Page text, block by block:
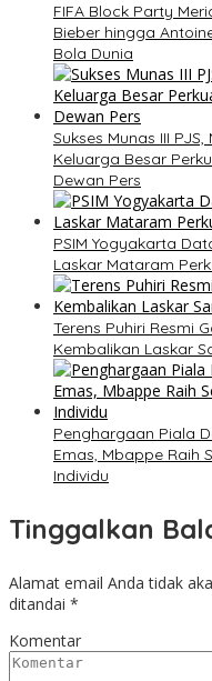
FIFA Block Party
Bieber hingga
Bola Dunia
Sukses Munas III
Keluarga Besar
Dewan Pers
PSIM Yogyakarta
Laskar Mataram
Terens Puhiri Resmi
Kembalikan Laskar
Penghargaan Piala
Emas, Mbappe Raih
Individu
Tinggalkan
Alamat email Anda tidak
ditandai *
Komentar